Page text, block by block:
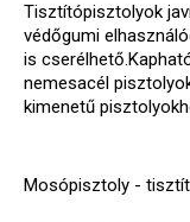
Tisztítópisztolyok
védőgumi
is
nemesacél
kimenetű
Mosópisztoly -